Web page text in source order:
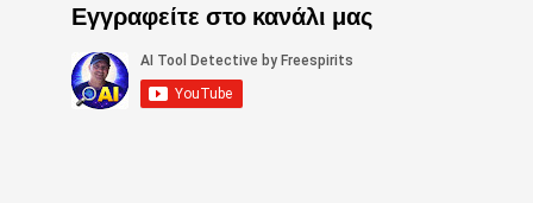
Εγγραφείτε στο κανάλι μας